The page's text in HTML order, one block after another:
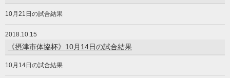
10月21日の試合結果
2018.10.15
《摂津市体協杯》10月14日の試合結果
10月14日の試合結果